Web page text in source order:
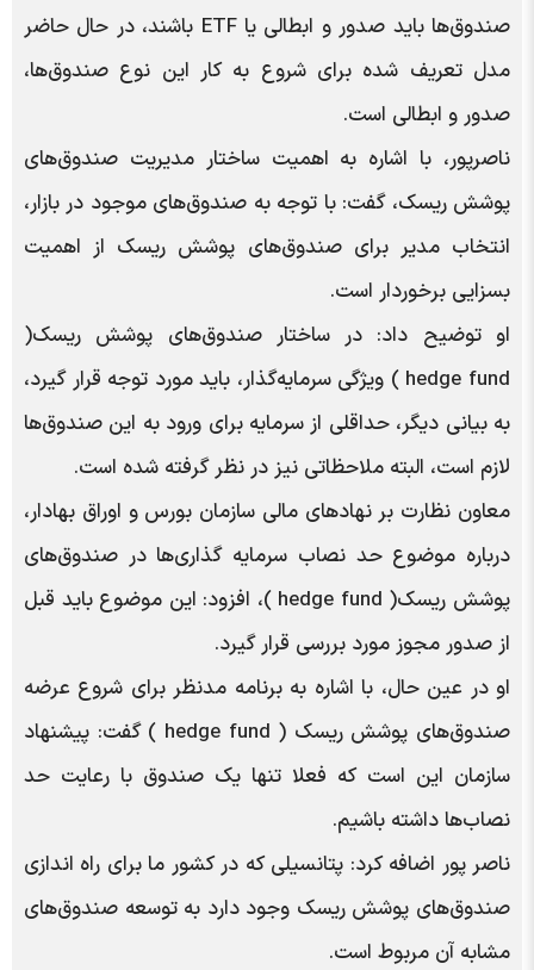
صندوق‌ها باید صدور و ابطالی یا ETF باشند، در حال حاضر
مدل تعریف شده برای شروع به کار این نوع صندوق‌ها،
صدور و ابطالی است.
ناصرپور، با اشاره به اهمیت ساختار مدیریت صندوق‌های
پوشش ریسک، گفت: با توجه به صندوق‌های موجود در بازار،
انتخاب مدیر برای صندوق‌های پوشش ریسک از اهمیت
بسزایی برخوردار است.
او توضیح داد: در ساختار صندوق‌های پوشش ریسک(
hedge fund ) ویژگی سرمایه‌گذار، باید مورد توجه قرار گیرد،
به بیانی دیگر، حداقلی از سرمایه برای ورود به این صندوق‌ها
لازم است، البته ملاحظاتی نیز در نظر گرفته شده است.
معاون نظارت بر نهادهای مالی سازمان بورس و اوراق بهادار،
درباره موضوع حد نصاب سرمایه گذاری‌ها در صندوق‌های
پوشش ریسک( hedge fund )، افزود: این موضوع باید قبل
از صدور مجوز مورد بررسی قرار گیرد.
او در عین حال، با اشاره به برنامه مدنظر برای شروع عرضه
صندوق‌های پوشش ریسک ( hedge fund ) گفت: پیشنهاد
سازمان این است که فعلا تنها یک صندوق با رعایت حد
نصاب‌ها داشته باشیم.
ناصر پور اضافه کرد: پتانسیلی که در کشور ما برای راه اندازی
صندوق‌های پوشش ریسک وجود دارد به توسعه صندوق‌های
مشابه آن مربوط است.